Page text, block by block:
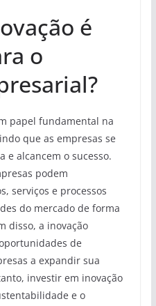
é
o
papel fundamental na
que as empresas se
e alcancem o sucesso.
podem
serviços e processos
do mercado de forma
disso, a inovação
de
a expandir sua
investir em inovação
e o